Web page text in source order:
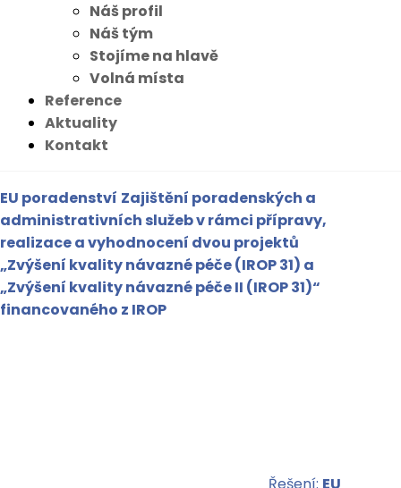
Náš profil
Náš tým
Stojíme na hlavě
Volná místa
Reference
Aktuality
Kontakt
EU poradenství Zajištění poradenských a
administrativních služeb v rámci přípravy,
realizace a vyhodnocení dvou projektů
„Zvýšení kvality návazné péče (IROP 31) a
„Zvýšení kvality návazné péče II (IROP 31)“
financovaného z IROP